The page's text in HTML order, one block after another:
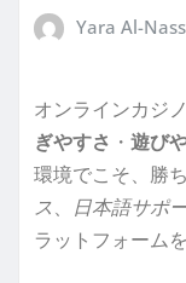
Yara Al-
オンラインカジ
ぎやすさ ・ 遊び
環境でこそ、勝
ス、 日本語サポ
ラットフォーム